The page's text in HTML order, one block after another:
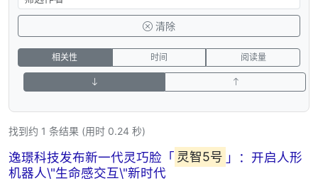
清除
相关性 时间 阅读量
找到约 1 条结果 (用时 0.24 秒)
逸璟科技发布新一代灵巧脸「 灵智5号 」：开启人形
机器人\"生命感交互\"新时代